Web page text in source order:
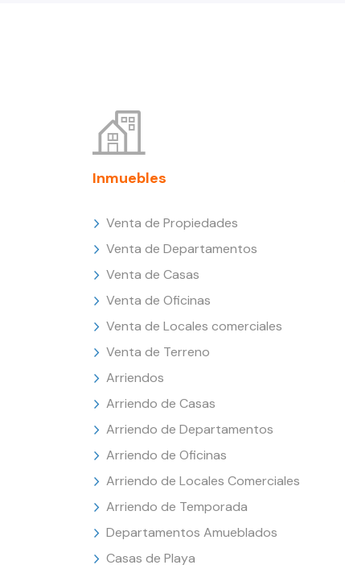
Inmuebles
Venta de Propiedades
Venta de Departamentos
Venta de Casas
Venta de Oficinas
Venta de Locales comerciales
Venta de Terreno
Arriendos
Arriendo de Casas
Arriendo de Departamentos
Arriendo de Oficinas
Arriendo de Locales Comerciales
Arriendo de Temporada
Departamentos Amueblados
Casas de Playa